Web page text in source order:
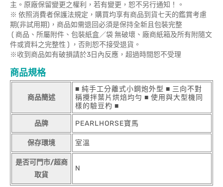
主。原廠保留變更之權利，若有變更，恕不另行通知！。
※ 依照消費者保護法規定，購買均享有商品到貨七天的鑑賞考慮
期(非試用期)，商品如需退回必須是保持全新且包裝完整
( 商品、所屬附件、包裝紙盒／袋 無破壞、廠商紙箱及所有附隨文
件或資料之完整性 ) ，否則恕不接受退貨。
※收到商品如有破損請於3日內反應，超過時間恕不受理
商品規格
商品簡述
■ 純手工分離式小鋼炮外型 ■ 三向不對
稱攪拌葉片烘焙均勻 ■ 使用與大型機同
樣的驗豆杓 ■
品牌 PEARLHORSE寶馬
保存環境 室溫
是否可門市/超商
取貨
N